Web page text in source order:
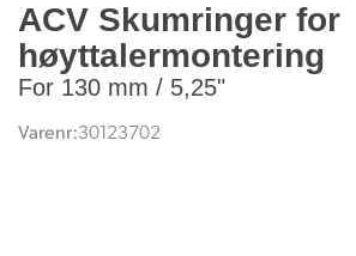
ACV Skumringer for
høyttalermontering
For 130 mm / 5,25"
Varenr:30123702